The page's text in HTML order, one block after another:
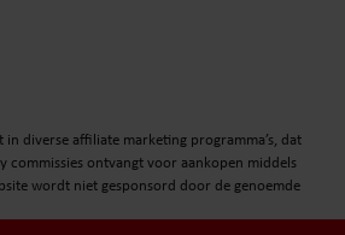
diverse affiliate marketing programma’s, dat
commissies ontvangt voor aankopen middels
wordt niet gesponsord door de genoemde